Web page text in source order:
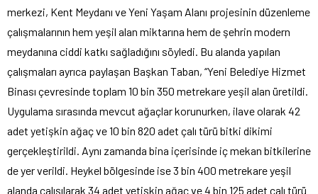
merkezi, Kent Meydanı ve Yeni Yaşam Alanı projesinin düzenleme
çalışmalarının hem yeşil alan miktarına hem de şehrin modern
meydanına ciddi katkı sağladığını söyledi. Bu alanda yapılan
çalışmaları ayrıca paylaşan Başkan Taban, “Yeni Belediye Hizmet
Binası çevresinde toplam 10 bin 350 metrekare yeşil alan üretildi.
Uygulama sırasında mevcut ağaçlar korunurken, ilave olarak 42
adet yetişkin ağaç ve 10 bin 820 adet çalı türü bitki dikimi
gerçekleştirildi. Aynı zamanda bina içerisinde iç mekan bitkilerine
de yer verildi. Heykel bölgesinde ise 3 bin 400 metrekare yeşil
alanda çalışılarak 34 adet yetişkin ağaç ve 4 bin 125 adet çalı türü